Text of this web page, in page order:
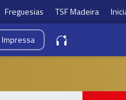
Freguesias TSF Madeira
Impressa